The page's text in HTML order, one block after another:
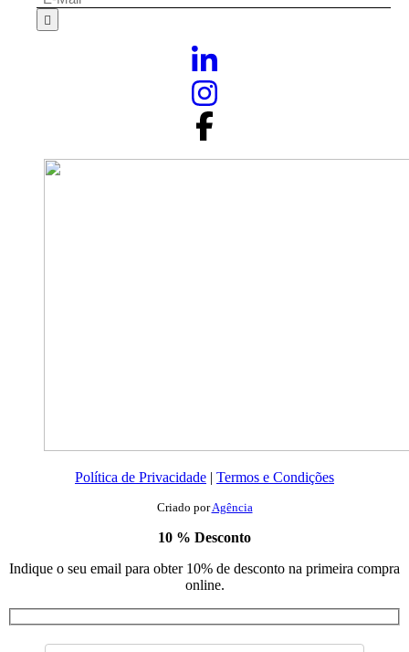
Política de Privacidade | Termos e Condições
Criado porAgência
10 % Desconto
Indique o seu email para obter 10% de desconto na primeira compra
online.